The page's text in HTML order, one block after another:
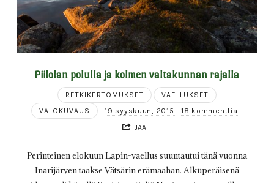
Piilolan polulla ja kolmen valtakunnan rajalla
RETKIKERTOMUKSET
VAELLUKSET
VALOKUVAUS
19 syyskuun, 2015
18 kommenttia
JAA
Perinteinen elokuun Lapin-vaellus suuntautui tänä vuonna
Inarijärven taakse Vätsärin erämaahan. Alkuperäisenä